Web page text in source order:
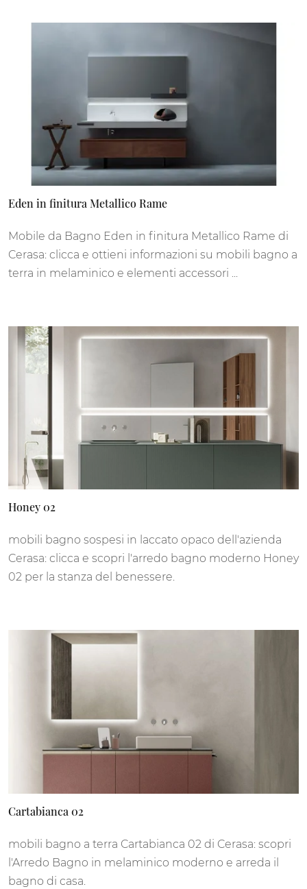
Eden in finitura Metallico Rame
Mobile da Bagno Eden in finitura Metallico Rame di
Cerasa: clicca e ottieni informazioni su mobili bagno a
terra in melaminico e elementi accessori ...
Honey 02
mobili bagno sospesi in laccato opaco dell'azienda
Cerasa: clicca e scopri l'arredo bagno moderno Honey
02 per la stanza del benessere.
Cartabianca 02
mobili bagno a terra Cartabianca 02 di Cerasa: scopri
l'Arredo Bagno in melaminico moderno e arreda il
bagno di casa.